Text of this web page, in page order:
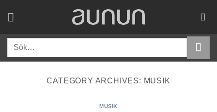
Sök
efter:
CATEGORY ARCHIVES: MUSIK
MUSIK